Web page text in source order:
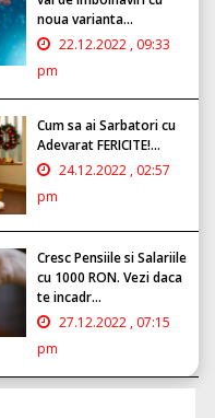
noua varianta...
22.12.2022 , 09:33
pm
Cum sa ai Sarbatori cu
Adevarat FERICITE!...
24.12.2022 , 02:57
pm
Cresc Pensiile si Salariile
cu 1000 RON. Vezi daca
te incadr...
27.12.2022 , 07:15
pm